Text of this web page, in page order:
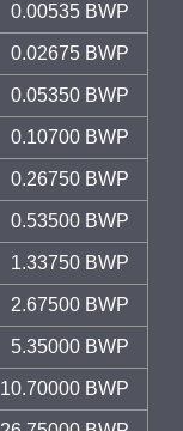
0.00535 BWP
0.02675 BWP
0.05350 BWP
0.10700 BWP
0.26750 BWP
0.53500 BWP
1.33750 BWP
2.67500 BWP
5.35000 BWP
10.70000 BWP